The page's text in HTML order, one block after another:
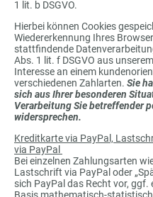
1 lit. b DSGVO.
Hierbei können Cookies
Wiedererkennung Ihres
stattfindende
Abs. 1 lit. f DSGVO aus
Interesse an einem
verschiedenen Zahlarten. Sie
sich aus Ihrer besonderen
Verarbeitung Sie betreffender
widersprechen.
Kreditkarte via PayPal,
via PayPal
Bei einzelnen Zahlungsarten
Lastschrift via PayPal oder
sich PayPal das Recht vor,
Basis mathematisch-